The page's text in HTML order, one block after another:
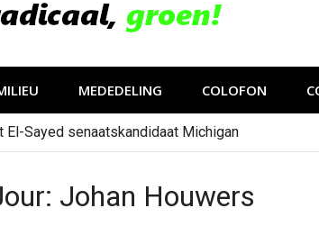
MEDEDELING COLOFON
Sayed senaatskandidaat Michigan
Johan Houwers